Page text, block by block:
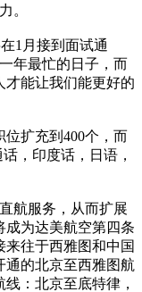
。
1月接到面试通
年最忙的日子，而
才能让我们能更好的
位扩充到400个，而
，印度话，日语，
航服务，从而扩展
成为达美航空第四条
往于西雅图和中国
通的北京至西雅图航
：北京至底特律，